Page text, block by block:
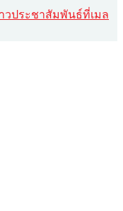
าวประชาสัมพันธ์ที่เมล